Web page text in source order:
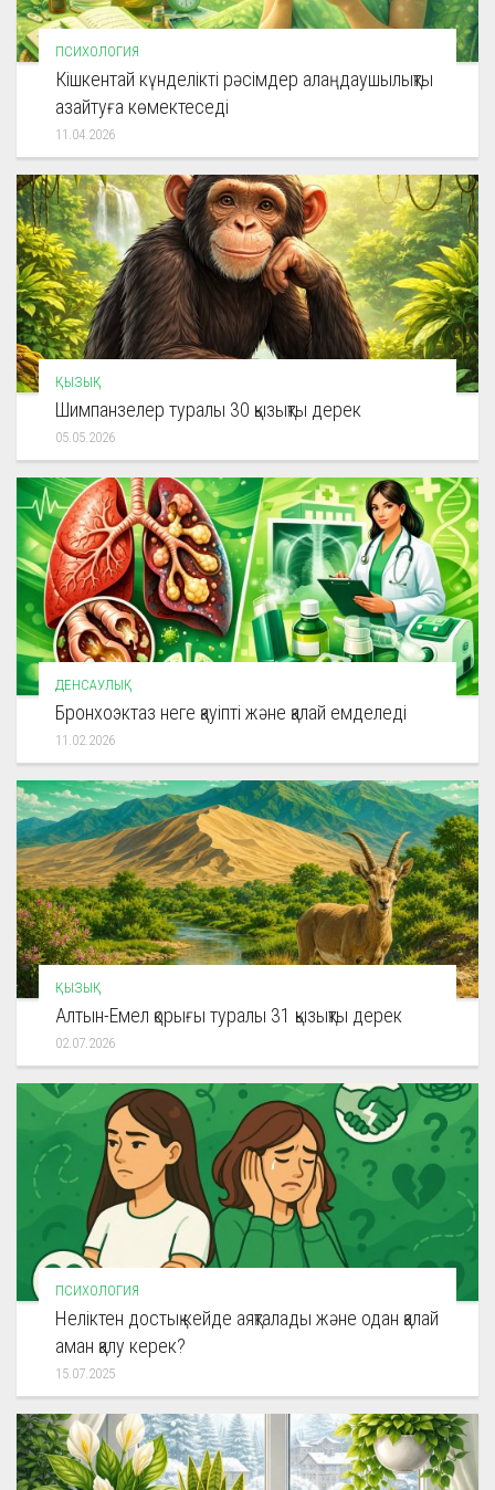
ПСИХОЛОГИЯ
Кішкентай күнделікті рәсімдер алаңдаушылықты
азайтуға көмектеседі
11.04.2026
ҚЫЗЫҚ
Шимпанзелер туралы 30 қызықты дерек
05.05.2026
ДЕНСАУЛЫҚ
Бронхоэктаз неге қауіпті және қалай емделеді
11.02.2026
ҚЫЗЫҚ
Алтын-Емел қорығы туралы 31 қызықты дерек
02.07.2026
ПСИХОЛОГИЯ
Неліктен достық кейде аяқталады және одан қалай
аман қалу керек?
15.07.2025